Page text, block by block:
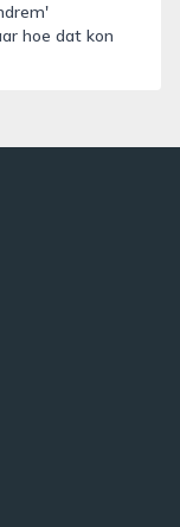
hoe dat kon